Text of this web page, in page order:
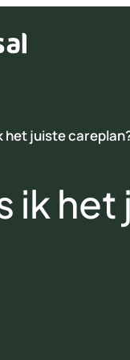
het juiste
ik